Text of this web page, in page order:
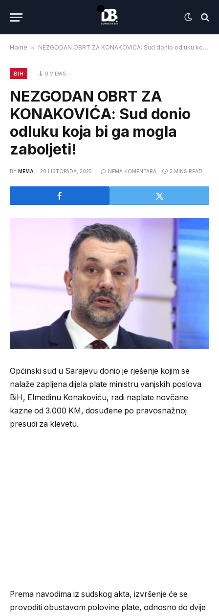
Home » NEZGODAN OBRT ZA KONAKOVIĆA: Sud donio odluku koja bi ga mogla zaboljeti!
BIH 0 VIEWS
NEZGODAN OBRT ZA
KONAKOVIĆA: Sud donio
odluku koja bi ga mogla
zaboljeti!
BY MEMA 28 LISTOPADA, 2025 NEMA KOMENTARA 2 MINS READ
Općinski sud u Sarajevu donio je rješenje kojim se
nalaže zapljena dijela plate ministru vanjskih poslova
BiH, Elmedinu Konakoviću, radi naplate novčane
kazne od 3.000 KM, dosuđene po pravosnažnoj
presudi za klevetu.
Prema navodima iz sudskog akta, izvršenje će se
provoditi obustavom polovine plate, odnosno do dvije